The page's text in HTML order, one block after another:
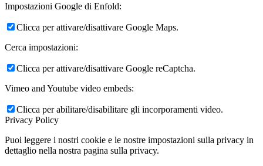
Impostazioni Google di Enfold:
Clicca per attivare/disattivare Google Maps.
Cerca impostazioni:
Clicca per attivare/disattivare Google reCaptcha.
Vimeo and Youtube video embeds:
Clicca per abilitare/disabilitare gli incorporamenti video.
Privacy Policy
Puoi leggere i nostri cookie e le nostre impostazioni sulla privacy in
dettaglio nella nostra pagina sulla privacy.